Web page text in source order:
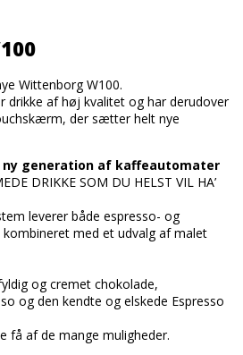
Wittenborg W100.
drikke af høj kvalitet og har derudover
der sætter helt nye
ny generation af kaffeautomater
DRIKKE SOM DU HELST VIL HA’
leverer både espresso- og
med et udvalg af malet
og cremet chokolade,
og den kendte og elskede Espresso
få af de mange muligheder.